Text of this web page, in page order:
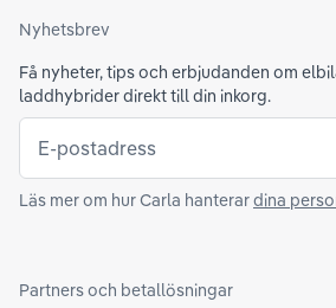
Nyhetsbrev
Få nyheter, tips och erbjudanden om
laddhybrider direkt till din inkorg.
E-postadress
Läs mer om hur Carla hanterardina
Partners och betallösningar